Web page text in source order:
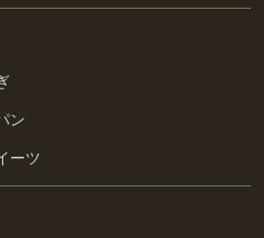
ン
ーツ